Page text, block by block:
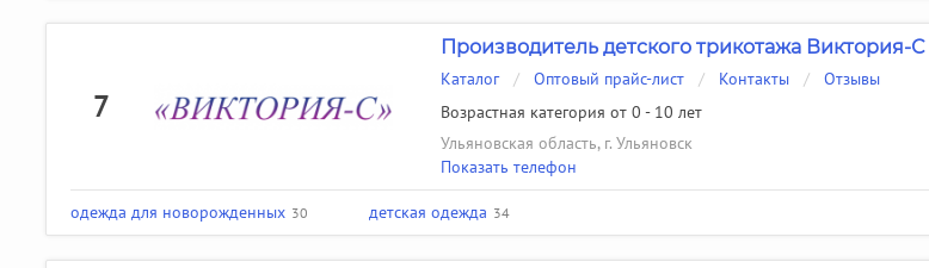
7
Производитель детского трикотажа Виктория-С
Каталог / Оптовый прайс-лист / Контакты /
Отзывы
Возрастная категория от 0 - 10 лет
Ульяновская область, г. Ульяновск
Показать телефон
одежда для новорожденных 30 детская одежда 34